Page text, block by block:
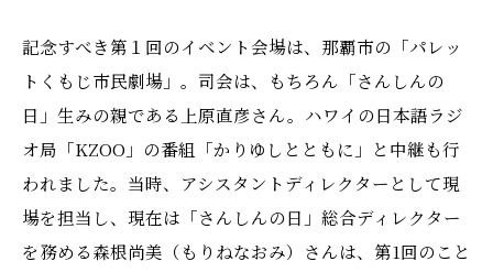
記念すべき第１回のイベント会場は、那覇市の「パレッ
トくもじ市民劇場」。司会は、もちろん「さんしんの
日」生みの親である上原直彦さん。ハワイの日本語ラジ
オ局「KZOO」の番組「かりゆしとともに」と中継も行
われました。当時、アシスタントディレクターとして現
場を担当し、現在は「さんしんの日」総合ディレクター
を務める森根尚美（もりねなおみ）さんは、第1回のこと